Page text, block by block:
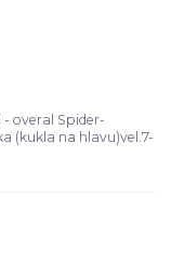
overal Spider-
(kukla na hlavu)vel.7-